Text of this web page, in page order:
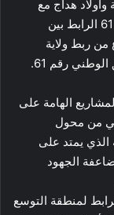
ما بين الرغاية وأولاد هداج مع
حدود ولاية بومرداس، عبر الطريق الوطني رقم 61 الرابط بين
ربط ولاية
الهامة على
من محول
الذي يمتد على
الجهود
لمنطقة التوسع